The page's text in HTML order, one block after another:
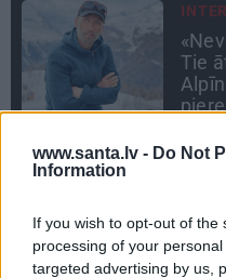
www.santa.lv - Do Not
Information
If you wish to opt-out of
processing of your
targeted advertising by us,
osta